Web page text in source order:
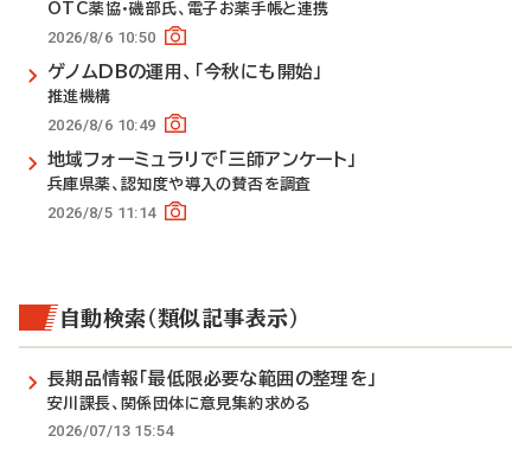
OTC薬協・磯部氏、電子お薬手帳と連携
2026/8/6 10:50
ゲノムDBの運用、「今秋にも開始」
推進機構
2026/8/6 10:49
地域フォーミュラリで「三師アンケート」
兵庫県薬、認知度や導入の賛否を調査
2026/8/5 11:14
自動検索（類似記事表示）
長期品情報「最低限必要な範囲の整理を」
安川課長、関係団体に意見集約求める
2026/07/13 15:54